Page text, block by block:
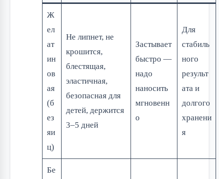
Ж
ел
ат
ин
ов
ая
(б
ез
яи
ц)
Не липнет, не
крошится,
блестящая,
эластичная,
безопасная для
детей, держится
3–5 дней
Застывает
быстро —
надо
наносить
мгновенн
о
Для
стабиль
ного
результ
ата и
долгого
хранени
я
Бе